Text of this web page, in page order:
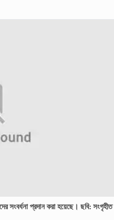
সংবর্ধনা প্রদান করা হয়েছে। ছবি: সংগৃহীত